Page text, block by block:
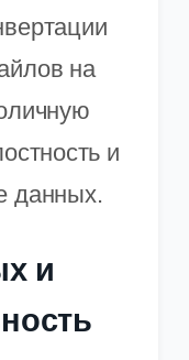
на
и
данных.
и